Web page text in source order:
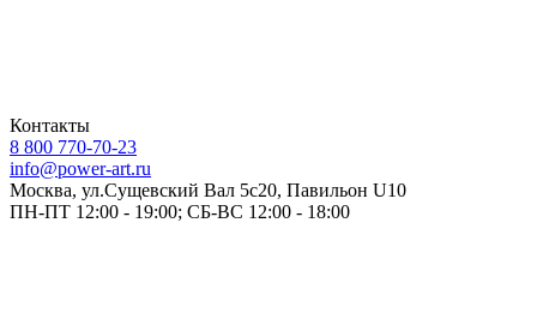
Контакты
8 800 770-70-23
info@power-art.ru
Москва, ул.Сущевский Вал 5с20, Павильон U10
ПН-ПТ 12:00 - 19:00; СБ-ВС 12:00 - 18:00